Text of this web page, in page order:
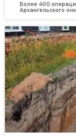
Более 400
Архангельского